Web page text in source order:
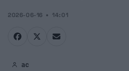
2026-06-16 14:01
ac